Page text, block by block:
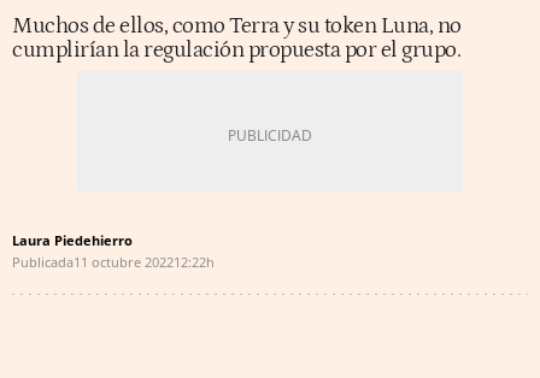
Muchos de ellos, como Terra y su token Luna, no
cumplirían la regulación propuesta por el grupo.
Laura Piedehierro
Publicada11 octubre 202212:22h